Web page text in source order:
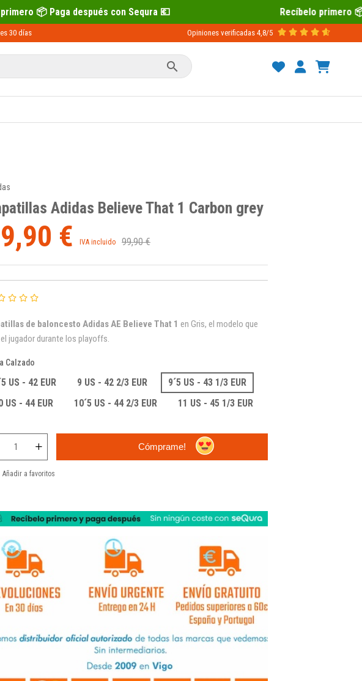
con Sequra 💶 Recíbelo primero 📦 Paga después con
30 días Opiniones verificadas 4,8/5

Adidas Believe That 1 Carbon grey
€ IVA incluido 99,90 €
de baloncesto Adidas AE Believe That 1 en Gris, el modelo que
jugador durante los playoffs.
Calzado
US - 42 EUR 9 US - 42 2/3 EUR
9´5 US - 43 1/3 EUR
US - 44 EUR
10´5 US - 44 2/3 EUR 11 US - 45 1/3 EUR
Cómprame!
Añadir a favoritos